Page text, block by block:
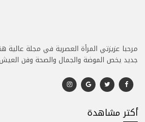
مرحبا عزيزتي المرأة العصرية في مجلة
جديد يخص الموضة والجمال والصحة وفن
أكتر مشاهدة